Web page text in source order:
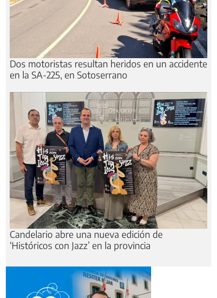
Dos motoristas resultan heridos en un accidente
en la SA-225, en Sotoserrano
Candelario abre una nueva edición de
‘Históricos con Jazz’ en la provincia